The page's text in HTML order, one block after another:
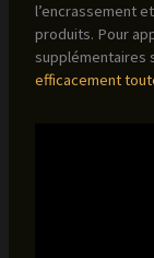
l’encrassement
produits. Pour
supplémentaires
efficacement